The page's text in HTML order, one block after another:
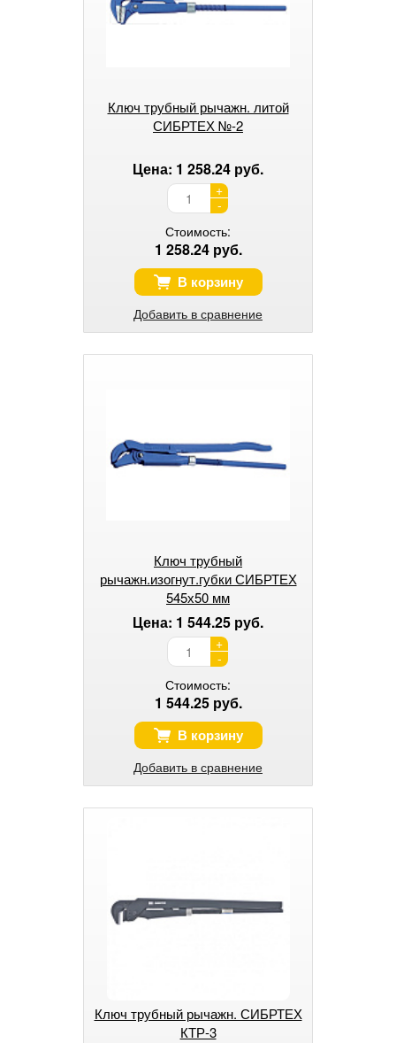
Ключ трубный рычажн. литой
СИБРТЕХ №-2
Цена: 1 258.24 руб.
+
-
Стоимость:
1 258.24 руб.
В корзину
Добавить в сравнение
Ключ трубный
рычажн.изогнут.губки СИБРТЕХ
545х50 мм
Цена: 1 544.25 руб.
+
-
Стоимость:
1 544.25 руб.
В корзину
Добавить в сравнение
Ключ трубный рычажн. СИБРТЕХ
КТР-3